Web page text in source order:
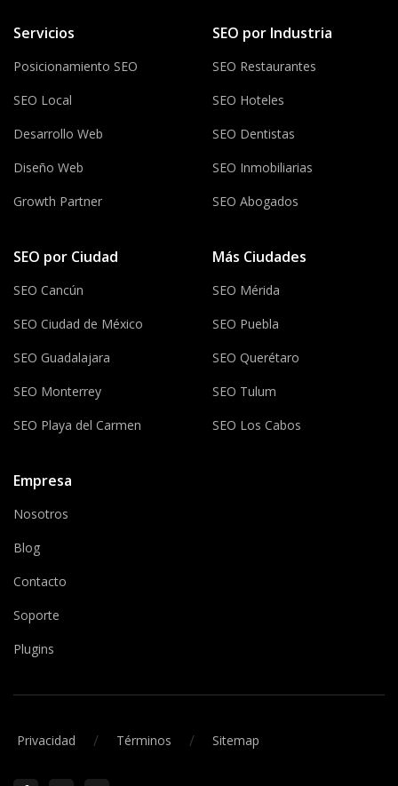
Servicios
Posicionamiento SEO
SEO Local
Desarrollo Web
Diseño Web
Growth Partner
SEO por Industria
SEO Restaurantes
SEO Hoteles
SEO Dentistas
SEO Inmobiliarias
SEO Abogados
SEO por Ciudad
SEO Cancún
SEO Ciudad de México
SEO Guadalajara
SEO Monterrey
SEO Playa del Carmen
Más Ciudades
SEO Mérida
SEO Puebla
SEO Querétaro
SEO Tulum
SEO Los Cabos
Empresa
Nosotros
Blog
Contacto
Soporte
Plugins
Privacidad / Términos / Sitemap